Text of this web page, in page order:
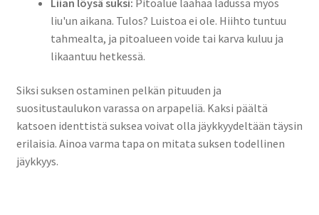
liu'un aikana. Tulos? Luistoa ei ole. Hiihto tuntuu
tahmealta, ja pitoalueen voide tai karva kuluu ja
likaantuu hetkessä.
Siksi suksen ostaminen pelkän pituuden ja
suositustaulukon varassa on arpapeliä. Kaksi päältä
katsoen identtistä suksea voivat olla jäykkyydeltään täysin
erilaisia. Ainoa varma tapa on mitata suksen todellinen
jäykkyys.